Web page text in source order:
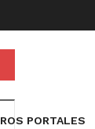
PORTALES